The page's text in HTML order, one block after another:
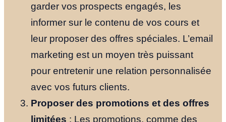
garder vos prospects engagés, les
informer sur le contenu de vos cours et
leur proposer des offres spéciales. L’email
marketing est un moyen très puissant
pour entretenir une relation personnalisée
avec vos futurs clients.
Proposer des promotions et des offres
limitées : Les promotions, comme des